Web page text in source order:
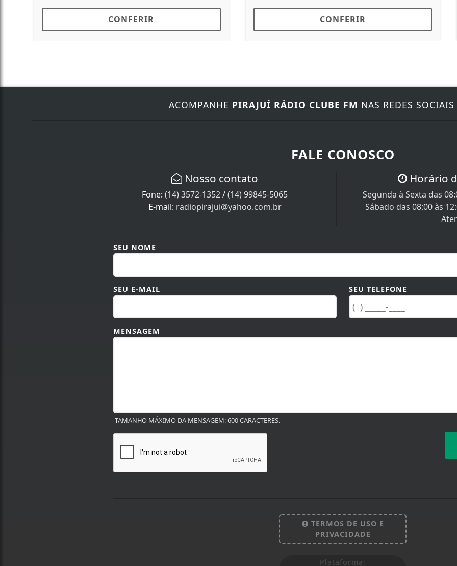
CONFERIR CONFERIR
ACOMPANHE PIRAJUÍ RÁDIO CLUBE FM NAS REDES SOCIAIS
FALE CONOSCO
Nosso contato
Fone:(14) 3572-1352/(14) 99845-5065
E-mail: radiopirajui@yahoo.com.br
Horário
Segunda à Sexta das
Sábado das 08:00 às
SEU NOME
SEU E-MAIL SEU TELEFONE
MENSAGEM
TAMANHO MÁXIMO DA MENSAGEM: 600 CARACTERES.
TERMOS DE USO E
PRIVACIDADE
Plataforma: